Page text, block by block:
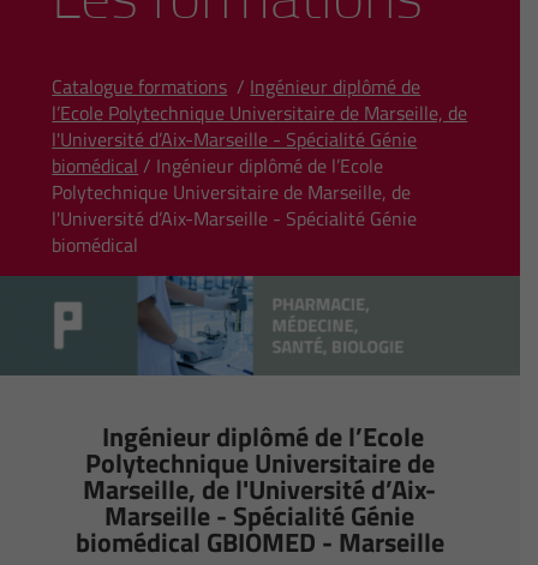
Catalogue formations / Ingénieur diplômé de
l’Ecole Polytechnique Universitaire de Marseille, de
l'Université d’Aix-Marseille - Spécialité Génie
biomédical / Ingénieur diplômé de l’Ecole
Polytechnique Universitaire de Marseille, de
l'Université d’Aix-Marseille - Spécialité Génie
biomédical
Ingénieur diplômé de l’Ecole
Polytechnique Universitaire de
Marseille, de l'Université d’Aix-
Marseille - Spécialité Génie
biomédical GBIOMED - Marseille